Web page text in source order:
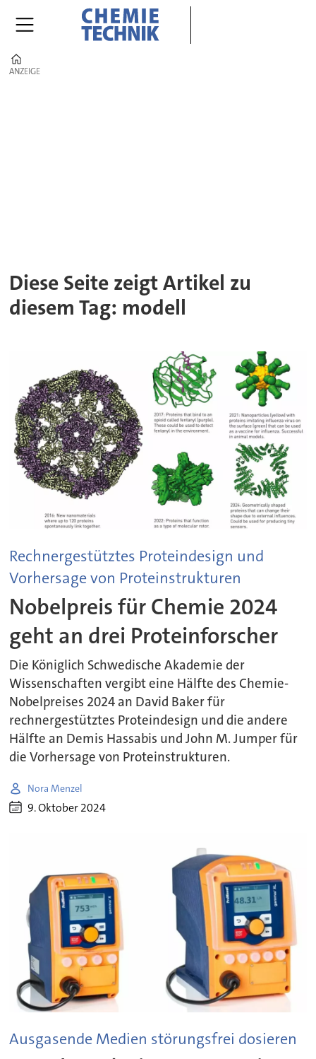
ANZEIGE
ANZEIGE
Diese Seite zeigt Artikel zu
diesem Tag: modell
Rechnergestütztes Proteindesign und
Vorhersage von Proteinstrukturen
Nobelpreis für Chemie 2024
geht an drei Proteinforscher
Die Königlich Schwedische Akademie der
Wissenschaften vergibt eine Hälfte des Chemie-
Nobelpreises 2024 an David Baker für
rechnergestütztes Proteindesign und die andere
Hälfte an Demis Hassabis und John M. Jumper für
die Vorhersage von Proteinstrukturen.
Nora Menzel
9. Oktober 2024
Ausgasende Medien störungsfrei dosieren